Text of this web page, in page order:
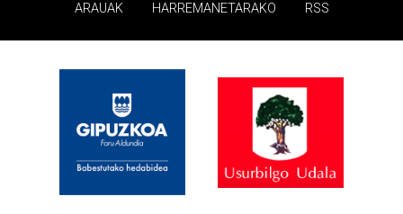
ARAUAK HARREMANETARAKO RSS